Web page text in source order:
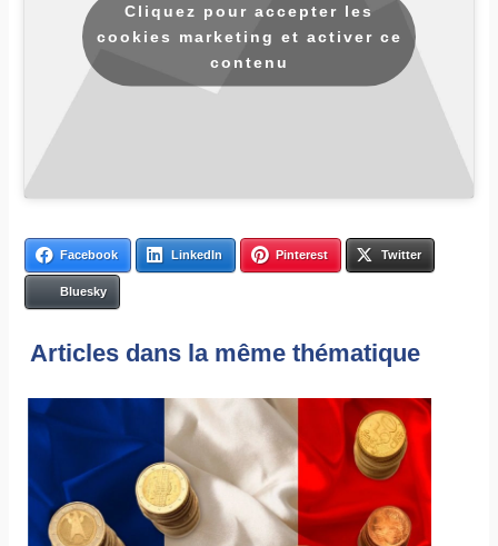
Cliquez pour accepter les
cookies marketing et activer ce
contenu
Facebook LinkedIn Pinterest Twitter
Bluesky
Articles dans la même thématique